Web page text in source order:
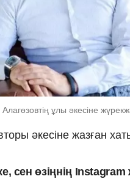
ұлы әкесіне
әкесіне жазған
сен өзіңнің Instagram